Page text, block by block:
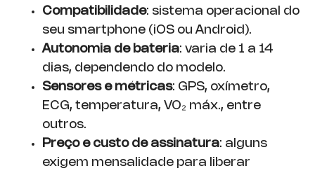
Compatibilidade: sistema operacional do
seu smartphone (iOS ou Android).
Autonomia de bateria: varia de 1 a 14
dias, dependendo do modelo.
Sensores e métricas: GPS, oxímetro,
ECG, temperatura, VO₂ máx., entre
outros.
Preço e custo de assinatura: alguns
exigem mensalidade para liberar